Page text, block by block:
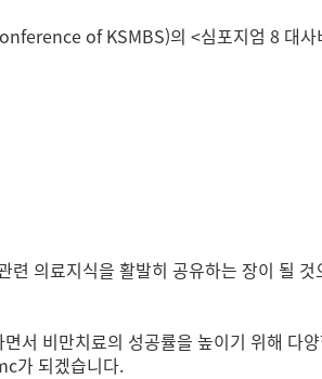
of KSMBS)의 <심포지엄 8 대사
의료지식을 활발히 공유하는 장이 될 것
서 비만치료의 성공률을 높이기 위해 다
가 되겠습니다.